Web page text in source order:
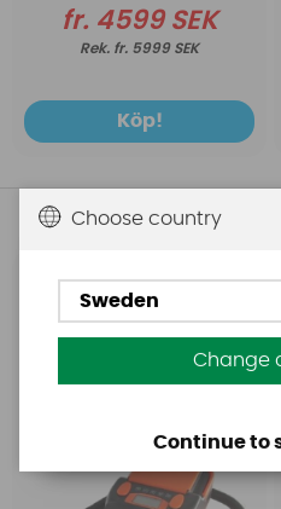
fr. 4599 SEK
fr. 5999 SEK
Köp!
Andra
Base Rechargeable
Choose country
Sweden
Change
Continue to